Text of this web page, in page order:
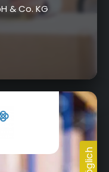
& Co. KG